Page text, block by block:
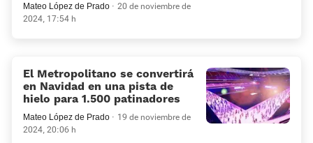
Mateo López de Prado
20 de noviembre de
2024, 17:54 h
El Metropolitano se convertirá
en Navidad en una pista de
hielo para 1.500 patinadores
Mateo López de Prado
19 de noviembre de
2024, 20:06 h